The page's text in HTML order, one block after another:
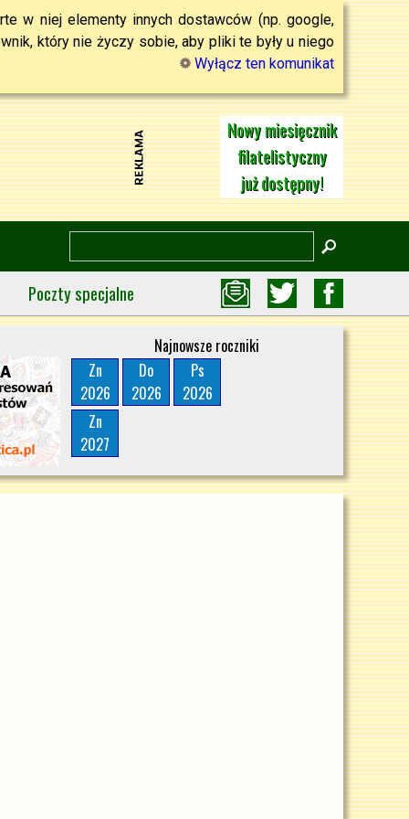
w niej elementy innych dostawców (np. google,
który nie życzy sobie, aby pliki te były u niego
Wyłącz ten komunikat
Nowy miesięcznik
filatelistyczny
już dostępny!
Poczty specjalne
Najnowsze roczniki
Zn
2026
Do
2026
Ps
2026
Zn
2027